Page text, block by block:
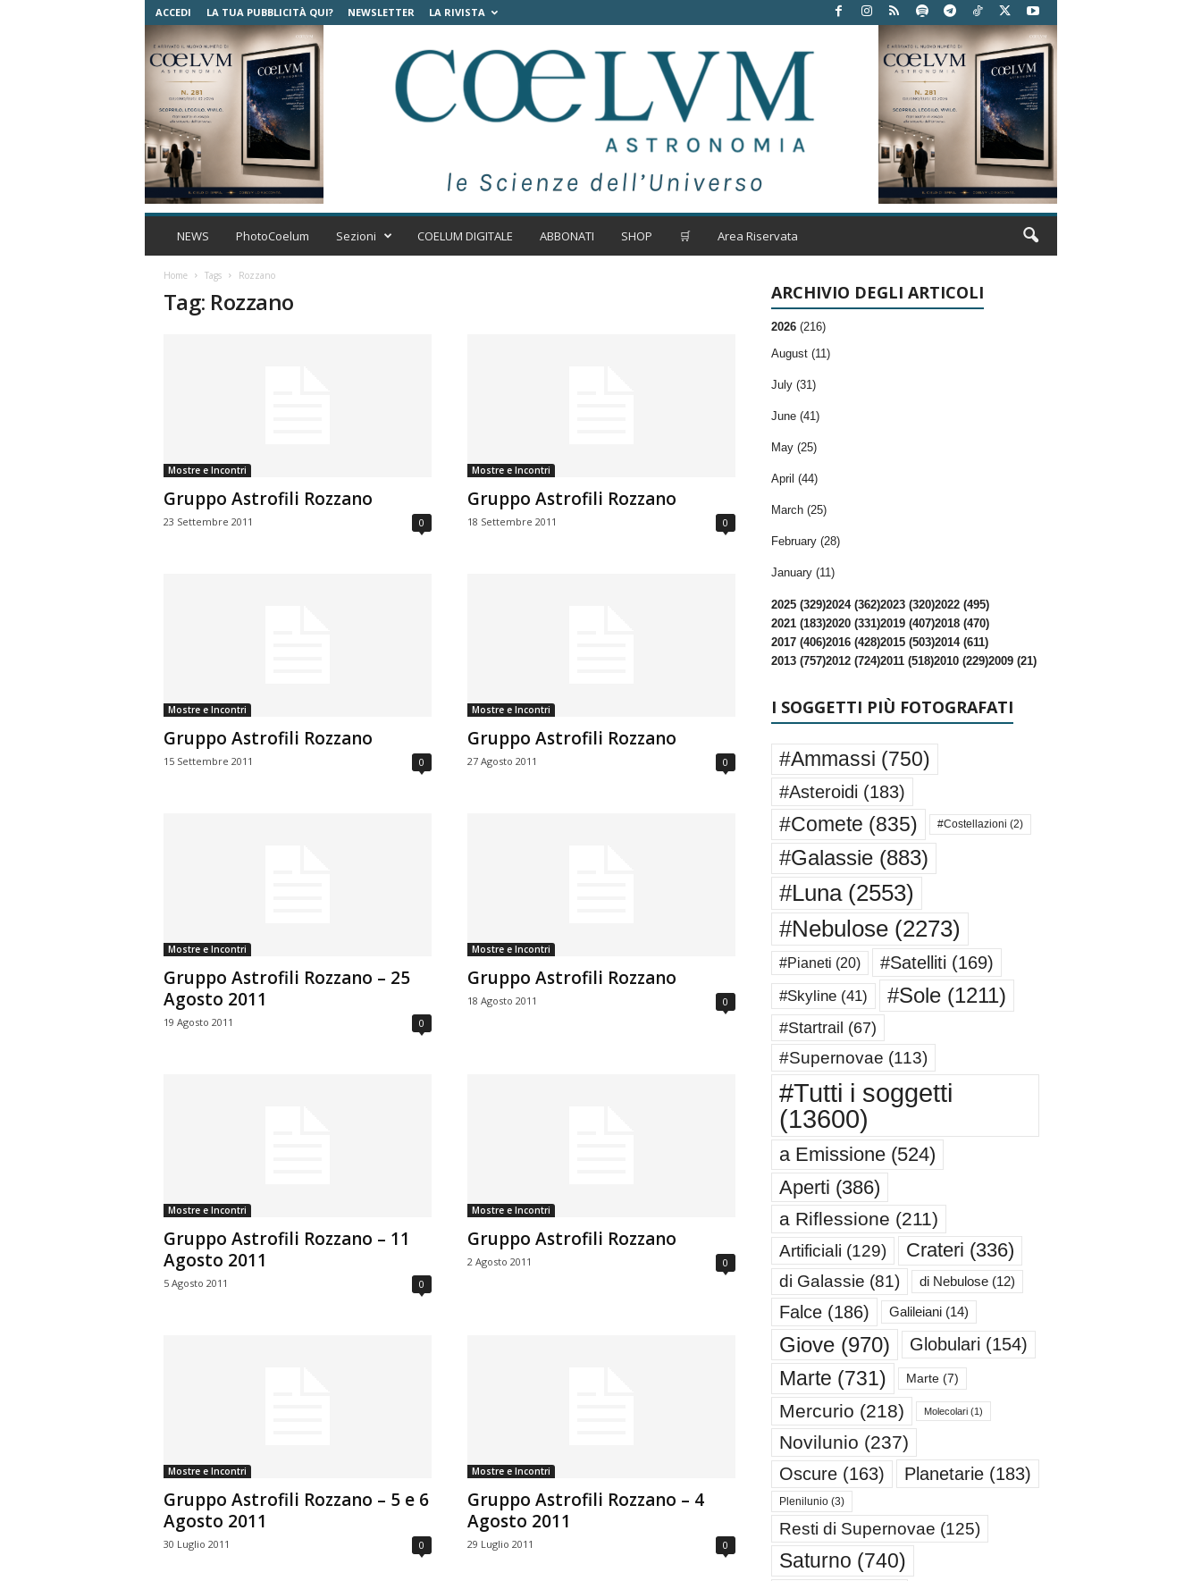
ACCEDI LA TUA PUBBLICITÀ QUI? NEWSLETTER LA RIVISTA
C
a
NEWS PhotoCoelum Sezioni COELUM DIGITALE ABBONATI SHOP 🛒 Area Riservata
Home Tags Rozzano
Tag: Rozzano
Mostre e Incontri
Gruppo Astrofili Rozzano
23 Settembre 2011 0
Mostre e Incontri
Gruppo Astrofili Rozzano
18 Settembre 2011 0
Mostre e Incontri
Gruppo Astrofili Rozzano
15 Settembre 2011 0
Mostre e Incontri
Gruppo Astrofili Rozzano
27 Agosto 2011 0
Mostre e Incontri
Gruppo Astrofili Rozzano – 25
Agosto 2011
19 Agosto 2011 0
Mostre e Incontri
Gruppo Astrofili Rozzano
18 Agosto 2011 0
Mostre e Incontri
Gruppo Astrofili Rozzano – 11
Agosto 2011
5 Agosto 2011 0
Mostre e Incontri
Gruppo Astrofili Rozzano
2 Agosto 2011 0
Mostre e Incontri
Gruppo Astrofili Rozzano – 5 e 6
Agosto 2011
30 Luglio 2011 0
Mostre e Incontri
Gruppo Astrofili Rozzano – 4
Agosto 2011
29 Luglio 2011 0
ARCHIVIO DEGLI ARTICOLI
2026 (216)
August (11)
July (31)
June (41)
May (25)
April (44)
March (25)
February (28)
January (11)
2025 (329)2024 (362)2023 (320)2022 (495)
2021 (183)2020 (331)2019 (407)2018 (470)
2017 (406)2016 (428)2015 (503)2014 (611)
2013 (757)2012 (724)2011 (518)2010 (229)2009 (21)
I SOGGETTI PIÙ FOTOGRAFATI
#Ammassi (750)
#Asteroidi (183)
#Comete (835) #Costellazioni (2)
#Galassie(883)
#Luna(2553)
#Nebulose(2273)
#Pianeti (20) #Satelliti (169)
#Skyline(41) #Sole(1211)
#Startrail (67)
#Supernovae (113)
#Tutti i soggetti
(13600)
a Emissione(524)
Aperti (386)
a Riflessione (211)
Artificiali (129) Crateri (336)
di Galassie (81) di Nebulose(12)
Falce(186) Galileiani(14)
Giove(970) Globulari (154)
Marte (731) Marte(7)
Mercurio (218) Molecolari(1)
Novilunio (237)
Oscure(163) Planetarie(183)
Plenilunio(3)
Resti di Supernovae (125)
Saturno (740)